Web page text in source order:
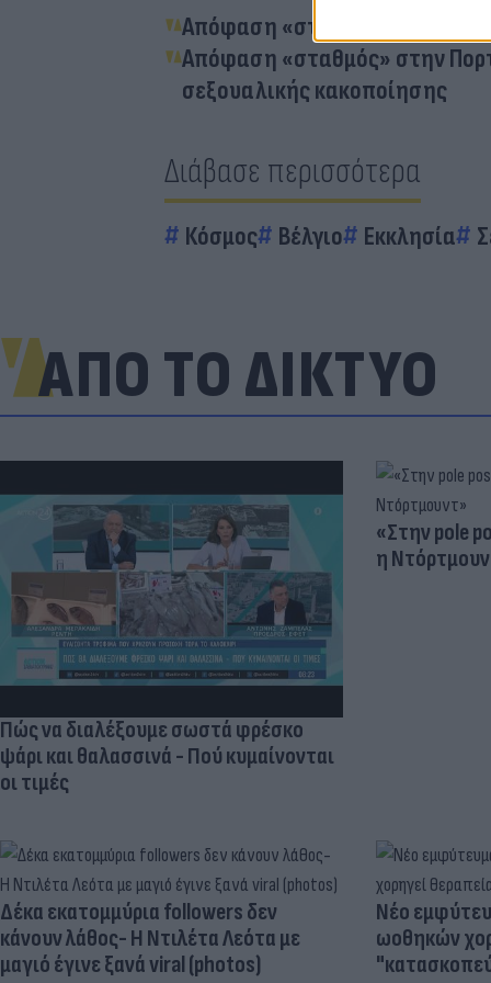
Απόφαση «σταθμός» για την
Απόφαση «σταθμός» στην
σεξουαλικής κακοποίησης
Διάβασε περισσότερα
Κόσμος Βέλγιο Εκκλησία
ΑΠΟ ΤΟ ΔΙΚΤΥΟ
Πώς να διαλέξουμε σωστά φρέσκο
ψάρι και θαλασσινά - Πού κυμαίνονται
οι τιμές
«Στην pole
η
Δέκα εκατομμύρια followers δεν
κάνουν λάθος- Η Ντιλέτα Λεότα με
μαγιό έγινε ξανά viral (photos)
Νέο
ωοθηκών